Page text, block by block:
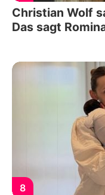
Christian Wolf
Das sagt
8